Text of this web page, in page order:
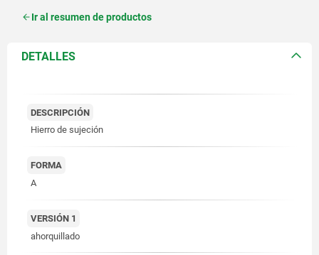
Ir al resumen de productos
DETALLES
DESCRIPCIÓN
Hierro de sujeción
FORMA
A
VERSIÓN 1
ahorquillado